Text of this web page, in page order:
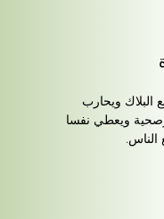
البلاك ويحارب
وصحية ويعطي نفسا
الناس.